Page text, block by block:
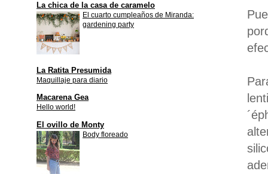
La chica de la casa de caramelo
El cuarto cumpleaños de Miranda:
gardening party
La Ratita Presumida
Maquillaje para diario
Macarena Gea
Hello world!
El ovillo de Monty
Body floreado